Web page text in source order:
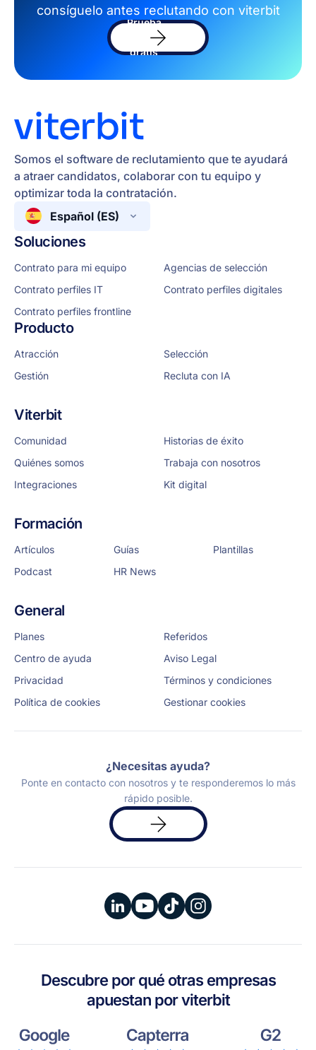
consíguelo antes reclutando con viterbit
Prueba
sofware
gratis
Somos el software de reclutamiento que te ayudará
a atraer candidatos, colaborar con tu equipo y
optimizar toda la contratación.
Español (ES)
Soluciones
Contrato para mi equipo
Agencias de selección
Contrato perfiles IT
Contrato perfiles digitales
Contrato perfiles frontline
Producto
Atracción
Selección
Gestión
Recluta con IA
Viterbit
Comunidad
Historias de éxito
Quiénes somos
Trabaja con nosotros
Integraciones
Kit digital
Formación
Artículos Guías
Plantillas
Podcast
HR News
General
Planes
Referidos
Centro de ayuda
Aviso Legal
Privacidad
Términos y condiciones
Política de cookies
Gestionar cookies
¿Necesitas ayuda?
Ponte en contacto con nosotros y te responderemos lo más
rápido posible.
Solicita
una
demo
Descubre por qué otras empresas
apuestan por viterbit